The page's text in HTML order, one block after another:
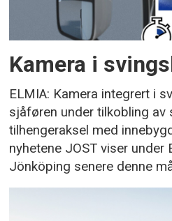
Kamera i
ELMIA: Kamera integrert i
sjåføren under tilkobling av
tilhengeraksel med
nyhetene JOST viser under
Jönköping senere denne